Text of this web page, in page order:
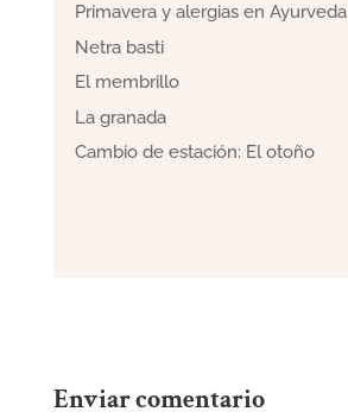
Primavera y alergias en Ayurveda
Netra basti
El membrillo
La granada
Cambio de estación: El otoño
Enviar comentario